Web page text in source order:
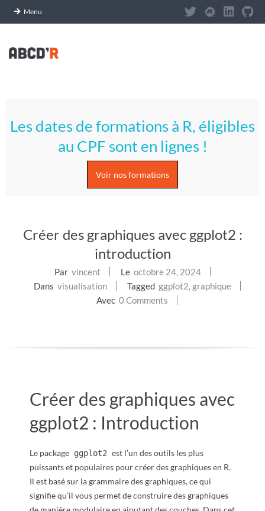
Menu
content
S
E
Menu
Les dates de formations à R, éligibles
au CPF sont en lignes !
Voir nos formations
Créer des graphiques avec ggplot2 :
introduction
Par vincent Le octobre 24, 2024
Dans visualisation Tagged ggplot2 graphique
Avec 0 Comments
Créer des graphiques avec
ggplot2 : Introduction
Le package ggplot2 est l’un des outils les plus
puissants et populaires pour créer des graphiques en R.
Il est basé sur la grammaire des graphiques, ce qui
signifie qu’il vous permet de construire des graphiques
Panneau de gestion des cookies